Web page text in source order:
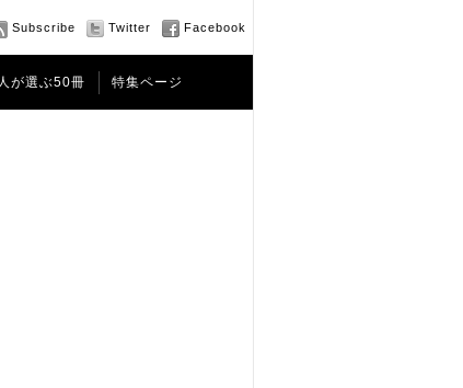
Subscribe Twitter Facebook
が選ぶ50冊 特集ページ